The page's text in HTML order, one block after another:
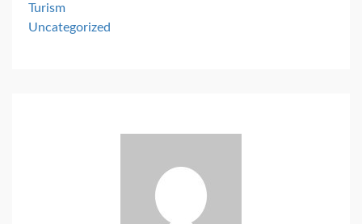
Turism
Uncategorized